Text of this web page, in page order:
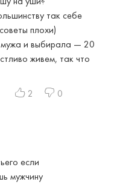
так себе
плохи)
мужа и выбирала — 20
живем, так что
2 0
если
мужчину